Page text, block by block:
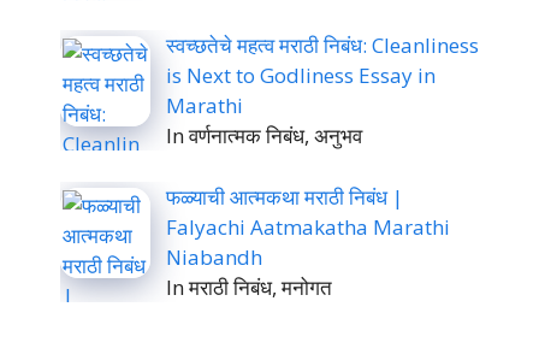
स्वच्छतेचे महत्व मराठी निबंध: Cleanliness
is Next to Godliness Essay in
Marathi
In वर्णनात्मक निबंध, अनुभव
फळ्याची आत्मकथा मराठी निबंध |
Falyachi Aatmakatha Marathi
Niabandh
In मराठी निबंध, मनोगत